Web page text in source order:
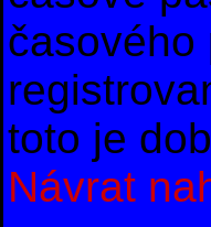
časového
toto je
Návrat